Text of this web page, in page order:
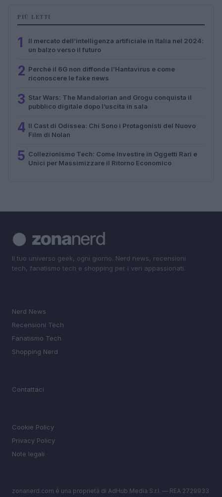
PIÙ LETTI
1
Il mercato dell’intelligenza artificiale in Italia nel 2024:
un balzo verso il futuro
2 Perché il 6G non diffonde l’Hantavirus e come
riconoscere le fake news
3 Star Wars: The Mandalorian and Grogu conquista il
pubblico digitale dopo l’uscita in sala
4 Il Cast di Odissea: Chi Sono i Protagonisti del Nuovo
Film di Nolan
5 Collezionismo Tech: Come Investire in Oggetti Rari e
Unici per Massimizzare il Ritorno Economico
Il tuo universo geek, ogni giorno. Nerd news, recensioni
tech, fanatismo tech e shopping per i veri appassionati.
Nerd News
Recensioni Tech
Fanatismo Tech
Shopping Nerd
Contattaci
Cookie Policy
Privacy Policy
Note legali
zonanerd.com è una proprietà di AdHub Media S.r.l. — REA 2729933